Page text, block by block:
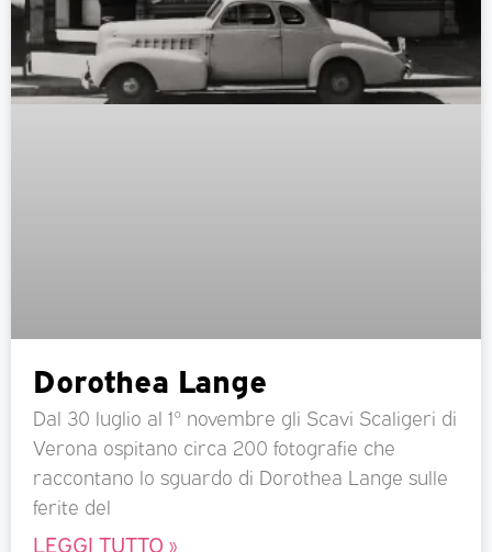
Dorothea Lange
Dal 30 luglio al 1° novembre gli Scavi Scaligeri di
Verona ospitano circa 200 fotografie che
raccontano lo sguardo di Dorothea Lange sulle
ferite del
LEGGI TUTTO »